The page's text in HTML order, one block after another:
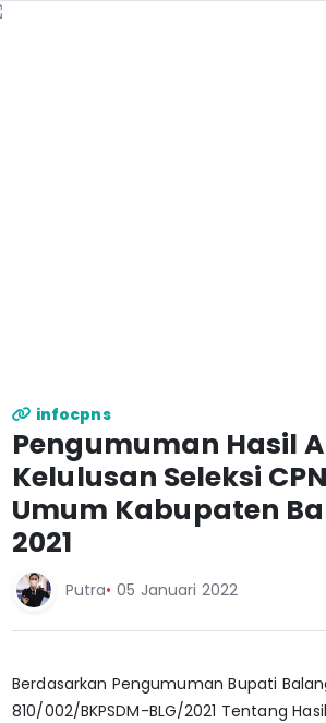
infocpns
Pengumuman Hasil
Kelulusan Seleksi
Umum Kabupaten
2021
Putra• 05 Januari 2022
Berdasarkan Pengumuman Bupati
810/002/BKPSDM-BLG/2021 Tentang